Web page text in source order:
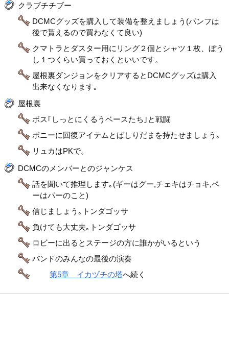
クラブチチブー
DCMCグッズを購入して装備を整えましょう(パンフは
後で貰えるので買わなくて良い)
クマトラとダスター用にリング２個とシャツ１枚、ぼう
し１つくらい買っておくといいです。
屋根裏ダンジョンをクリアするとDCMCグッズは購入
出来なくなります｡
屋根裏
ボス｢しっとにくるうベースたち｣と戦闘
ボニーに回復アイテムとばしりだまを持たせましょう｡
リュカはPKで。
DCMCのメンバーとのジャンケス
話を聞いて推理します｡(ギーはグー,チェキはチョキ,ペ
ーはパーのこと)
信じましょう｡トンダゴッサ
負けても大丈夫｡トンダゴッサ
ロビーに出るとステージの方に誰かがいるという
バンドのみんなの最後の演奏
第5章 イカヅチの塔へ続く